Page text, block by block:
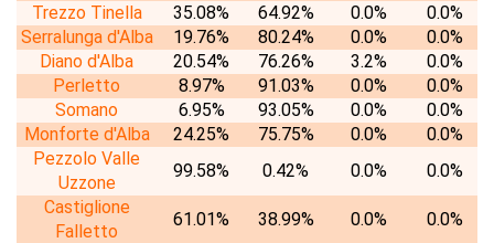
Trezzo Tinella
35.08% 64.92% 0.0%
0.0%
Serralunga d'Alba
19.76% 80.24% 0.0%
0.0%
Diano d'Alba
20.54% 76.26% 3.2%
0.0%
Perletto
8.97% 91.03% 0.0%
0.0%
Somano
6.95% 93.05% 0.0%
0.0%
Monforte d'Alba
24.25% 75.75% 0.0%
0.0%
Pezzolo Valle
Uzzone
99.58% 0.42% 0.0%
0.0%
Castiglione
Falletto
61.01% 38.99% 0.0%
0.0%